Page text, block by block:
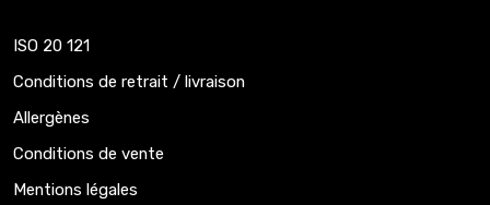
ISO 20 121
Conditions de retrait / livraison
Allergènes
Conditions de vente
Mentions légales